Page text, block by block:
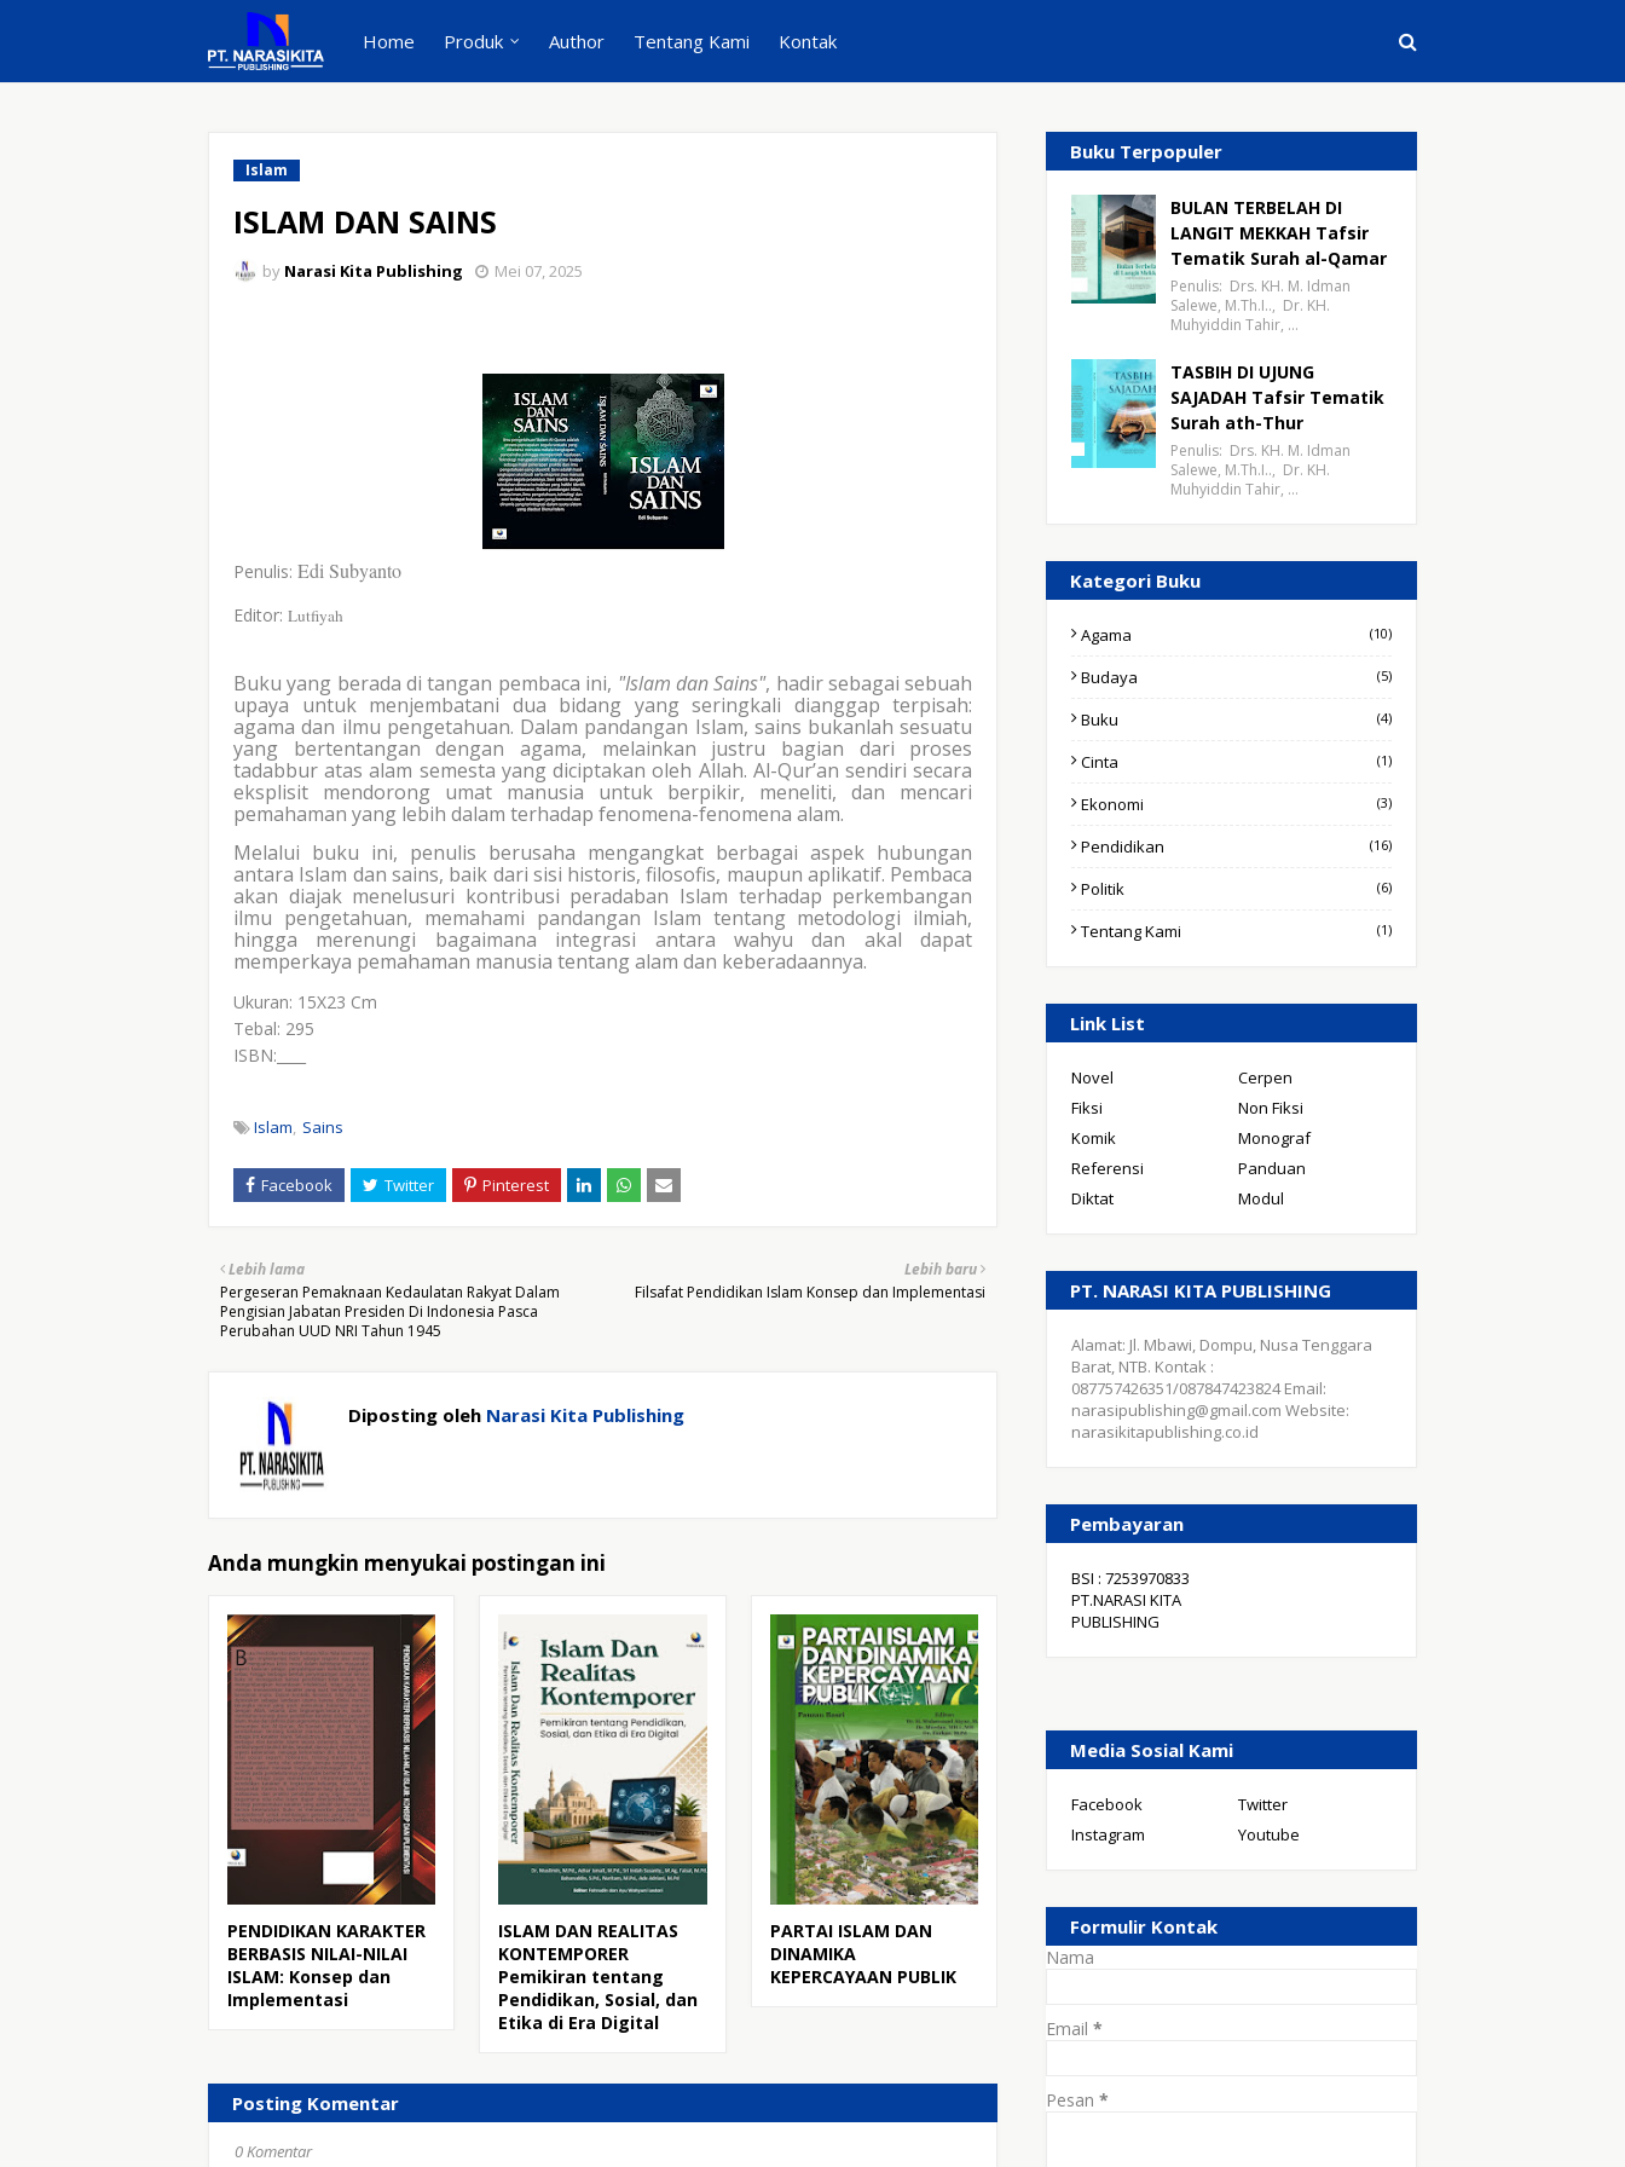
Home Produk Author Tentang Kami Kontak
Islam
ISLAM DAN SAINS
by Narasi Kita Publishing Mei 07, 2025
Penulis: Edi Subyanto
Editor: Lutfiyah
Buku yang berada di tangan pembaca ini, "Islam dan Sains", hadir sebagai sebuah
upaya untuk menjembatani dua bidang yang seringkali dianggap terpisah:
agama dan ilmu pengetahuan. Dalam pandangan Islam, sains bukanlah sesuatu
yang bertentangan dengan agama, melainkan justru bagian dari proses
tadabbur atas alam semesta yang diciptakan oleh Allah. Al-Qur’an sendiri secara
eksplisit mendorong umat manusia untuk berpikir, meneliti, dan mencari
pemahaman yang lebih dalam terhadap fenomena-fenomena alam.
Melalui buku ini, penulis berusaha mengangkat berbagai aspek hubungan
antara Islam dan sains, baik dari sisi historis, filosofis, maupun aplikatif. Pembaca
akan diajak menelusuri kontribusi peradaban Islam terhadap perkembangan
ilmu pengetahuan, memahami pandangan Islam tentang metodologi ilmiah,
hingga merenungi bagaimana integrasi antara wahyu dan akal dapat
memperkaya pemahaman manusia tentang alam dan keberadaannya.
Ukuran: 15X23 Cm
Tebal: 295
ISBN:____
Islam Sains
Lebih baru
Filsafat Pendidikan Islam Konsep dan Implementasi
Lebih lama
Pergeseran Pemaknaan Kedaulatan Rakyat Dalam
Pengisian Jabatan Presiden Di Indonesia Pasca
Perubahan UUD NRI Tahun 1945
Diposting oleh Narasi Kita Publishing
Anda mungkin menyukai postingan ini
PENDIDIKAN KARAKTER
BERBASIS NILAI-NILAI
ISLAM: Konsep dan
Implementasi
ISLAM DAN REALITAS
KONTEMPORER
Pemikiran tentang
Pendidikan, Sosial, dan
Etika di Era Digital
PARTAI ISLAM DAN
DINAMIKA
KEPERCAYAAN PUBLIK
Posting Komentar
0 Komentar
Buku Terpopuler
BULAN TERBELAH DI
LANGIT MEKKAH Tafsir
Tematik Surah al-Qamar
Penulis: Drs. KH. M. Idman
Salewe, M.Th.I.., Dr. KH.
Muhyiddin Tahir, …
TASBIH DI UJUNG
SAJADAH Tafsir Tematik
Surah ath-Thur
Penulis: Drs. KH. M. Idman
Salewe, M.Th.I.., Dr. KH.
Muhyiddin Tahir, …
Kategori Buku
Agama (10)
Budaya (5)
Buku (4)
Cinta (1)
Ekonomi (3)
Pendidikan (16)
Politik (6)
Tentang Kami (1)
Link List
Novel
Cerpen
Fiksi
Non Fiksi
Komik
Monograf
Referensi
Panduan
Diktat
Modul
PT. NARASI KITA PUBLISHING
Alamat: Jl. Mbawi, Dompu, Nusa Tenggara
Barat, NTB. Kontak :
087757426351/087847423824 Email:
narasipublishing@gmail.com Website:
narasikitapublishing.co.id
Pembayaran
BSI : 7253970833
PT.NARASI KITA
PUBLISHING
Media Sosial Kami
Facebook
Twitter
Instagram
Youtube
Formulir Kontak
Nama
Email*
Pesan*